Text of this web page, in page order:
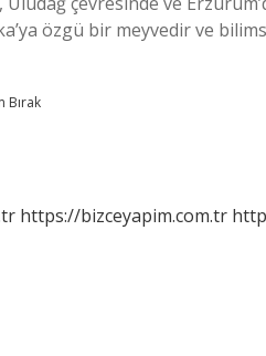
özgü bir meyvedir ve
Bırak
https://bizceyapim.com.tr